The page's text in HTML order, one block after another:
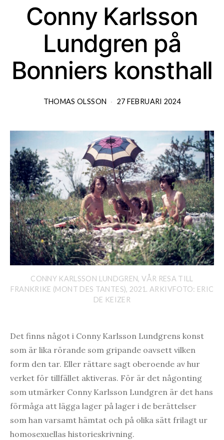
Conny Karlsson
Lundgren på
Bonniers konsthall
THOMAS OLSSON 27 FEBRUARI 2024
CONNY KARLSSON LUNDGREN, VÅR RESA TILL
FRANKRIKE (MONT DES TANTES), 2021. ARKIVFOTO: ERIC
DE KEIZER
Det finns något i Conny Karlsson Lundgrens konst
som är lika rörande som gripande oavsett vilken
form den tar. Eller rättare sagt oberoende av hur
verket för tillfället aktiveras. För är det någonting
som utmärker Conny Karlsson Lundgren är det hans
förmåga att lägga lager på lager i de berättelser
som han varsamt hämtat och på olika sätt frilagt ur
homosexuellas historieskrivning.